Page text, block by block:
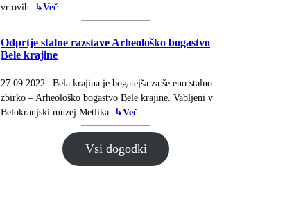
vrtovih. ↳Več
Odprtje stalne razstave Arheološko bogastvo
Bele krajine
27.09.2022 | Bela krajina je bogatejša za še eno stalno
zbirko – Arheološko bogastvo Bele krajine. Vabljeni v
Belokranjski muzej Metlika.
↳Več
Vsi dogodki